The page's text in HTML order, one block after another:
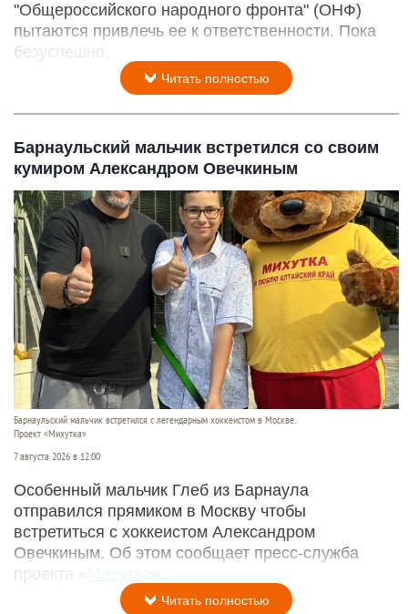
"Общероссийского народного фронта" (ОНФ)
пытаются привлечь ее к ответственности. Пока
безуспешно.
Читать полностью
Барнаульский мальчик встретился со своим
кумиром Александром Овечкиным
Барнаульский мальчик встретился с легендарным хоккеистом в Москве.
Проект «Михутка»
7 августа 2026 в 12:00
Особенный мальчик Глеб из Барнаула
отправился прямиком в Москву чтобы
встретиться с хоккеистом Александром
Овечкиным. Об этом сообщает пресс-служба
проекта « Михутка
Читать полностью